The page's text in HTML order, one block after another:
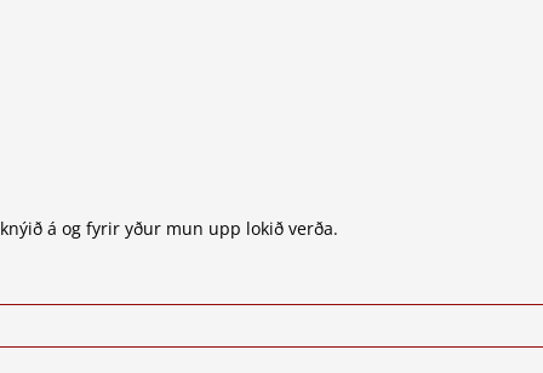
á og fyrir yður mun upp lokið verða.